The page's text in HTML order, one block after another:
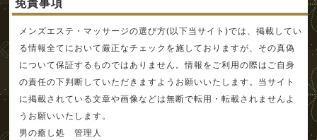
免責事項
メンズエステ・マッサージの選び方(以下当サイト)では、掲載してい
る情報全てにおいて厳正なチェックを施しておりますが、その真偽
について保証するものではありません。情報をご利用の際はご自身
の責任の下判断していただきますようお願いいたします。当サイト
に掲載されている文章や画像などは無断で転用・転載されませんよ
うお願いいたします。
男の癒し処 管理人